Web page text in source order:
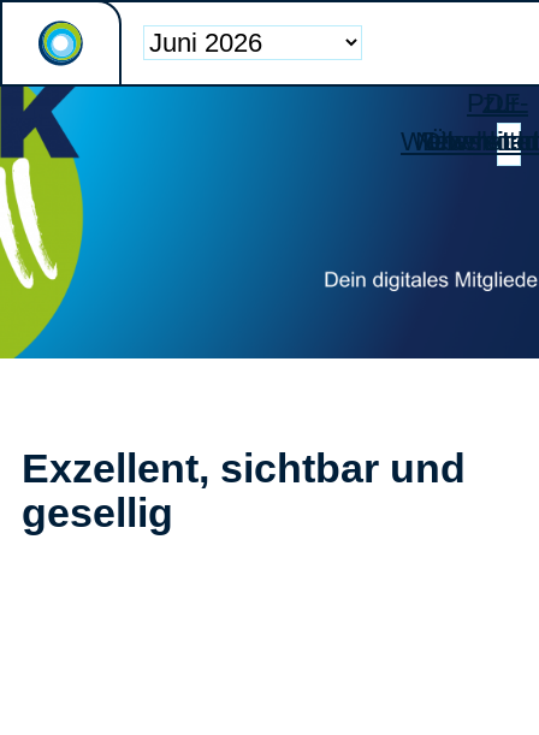
Exzellent, sichtbar und
gesellig
PDF-
Download
Weiterleiten
zur
Übersicht
Newsletter